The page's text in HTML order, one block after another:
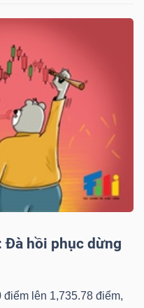
Đà hồi phục dừng
lên 1,735.78 điểm,